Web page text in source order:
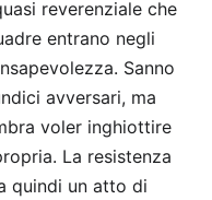
reverenziale che
entrano negli
Sanno
avversari, ma
voler inghiottire
La resistenza
quindi un atto di